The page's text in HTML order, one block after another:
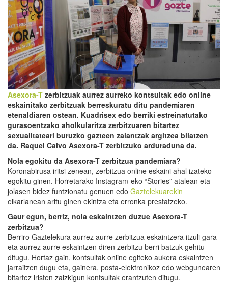
Asexora-T zerbitzuak aurrez aurreko kontsultak edo online
eskainitako zerbitzuak berreskuratu ditu pandemiaren
etenaldiaren ostean. Kuadrisex edo berriki estreinatutako
gurasoentzako aholkularitza zerbitzuaren bitartez
sexualitateari buruzko gazteen zalantzak argitzea bilatzen
da. Raquel Calvo Asexora-T zerbitzuko arduraduna da.
Nola egokitu da Asexora-T zerbitzua pandemiara?
Koronabirusa iritsi zenean, zerbitzua online eskaini ahal izateko
egokitu ginen. Horretarako Instagram-eko “Stories” atalean eta
jolasen bidez funtzionatu genuen edo Gaztelekuarekin
elkarlanean aritu ginen ekintza eta erronka prestatzeko.
Gaur egun, berriz, nola eskaintzen duzue Asexora-T
zerbitzua?
Berriro Gaztelekura aurrez aurre zerbitzua eskaintzera itzuli gara
eta aurrez aurre eskaintzen diren zerbitzu berri batzuk gehitu
ditugu. Hortaz gain, kontsultak online egiteko aukera eskaintzen
jarraitzen dugu eta, gainera, posta-elektronikoz edo webgunearen
bitartez iristen zaizkigun kontsultak erantzuten ditugu.